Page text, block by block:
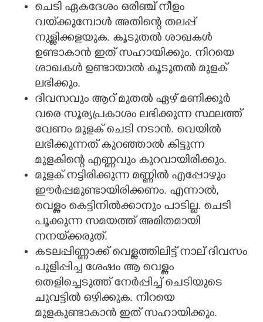
ചെടി ഏകദേശം ഒരിഞ്ച് നീളം
വയ്‌ക്കുമ്പോൾ അതിന്റെ തലപ്പ്
നുള്ളിക്കളയുക. കൂടുതൽ ശാഖകൾ
ഉണ്ടാകാൻ ഇത് സഹായിക്കും. നിറയെ
ശാഖകൾ ഉണ്ടായാൽ കൂടുതൽ മുളക്
ലഭിക്കും.
ദിവസവും ആറ് മുതൽ ഏഴ് മണിക്കൂർ
വരെ സൂര്യപ്രകാശം ലഭിക്കുന്ന സ്ഥലത്ത്
വേണം മുളക് ചെടി നടാൻ. വെയിൽ
ലഭിക്കുന്നത് കുറഞ്ഞാൽ കിട്ടുന്ന
മുളകിന്റെ എണ്ണവും കുറവായിരിക്കും.
മുളക് നട്ടിരിക്കുന്ന മണ്ണിൽ എപ്പോഴും
ഈർപ്പമുണ്ടായിരിക്കണം. എന്നാൽ,
വെള്ളം കെട്ടിനിൽക്കാനും പാടില്ല. ചെടി
പൂക്കുന്ന സമയത്ത് അമിതമായി
നനയ്‌ക്കരുത്.
കടലപ്പിണ്ണാക്ക് വെള്ളത്തിലിട്ട് നാല് ദിവസം
പുളിപ്പിച്ച ശേഷം ആ വെള്ളം
തെളിച്ചെടുത്ത് നേർപ്പിച്ച് ചെടിയുടെ
ചുവട്ടിൽ ഒഴിക്കുക. നിറയെ
മുളകുണ്ടാകാൻ ഇത് സഹായിക്കും.